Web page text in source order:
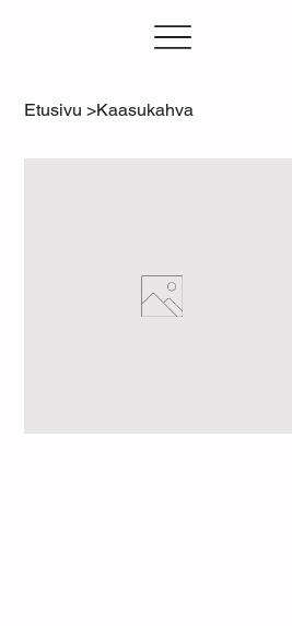
Etusivu >Kaasukahva